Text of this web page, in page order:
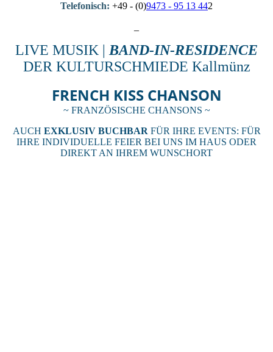
Telefonisch: +49 - (0)9473 - 95 13 442
LIVE MUSIK |BAND-IN-RESIDENCE
DER KULTURSCHMIEDE Kallmünz
FRENCH KISS CHANSON
~ FRANZÖSISCHE CHANSONS ~
AUCH EXKLUSIV BUCHBAR FÜR IHRE EVENTS: FÜR
IHRE INDIVIDUELLE FEIER BEI UNS IM HAUS ODER
DIREKT AN IHREM WUNSCHORT